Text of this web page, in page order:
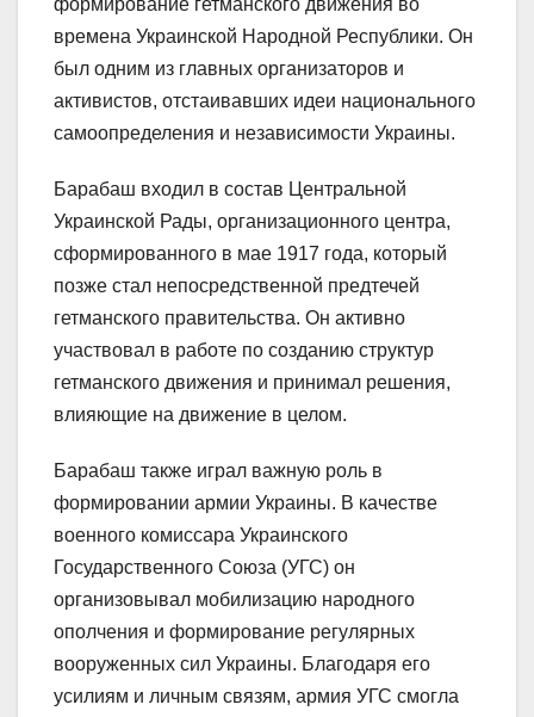
формирование гетманского движения во
времена Украинской Народной Республики. Он
был одним из главных организаторов и
активистов, отстаивавших идеи национального
самоопределения и независимости Украины.
Барабаш входил в состав Центральной
Украинской Рады, организационного центра,
сформированного в мае 1917 года, который
позже стал непосредственной предтечей
гетманского правительства. Он активно
участвовал в работе по созданию структур
гетманского движения и принимал решения,
влияющие на движение в целом.
Барабаш также играл важную роль в
формировании армии Украины. В качестве
военного комиссара Украинского
Государственного Союза (УГС) он
организовывал мобилизацию народного
ополчения и формирование регулярных
вооруженных сил Украины. Благодаря его
усилиям и личным связям, армия УГС смогла